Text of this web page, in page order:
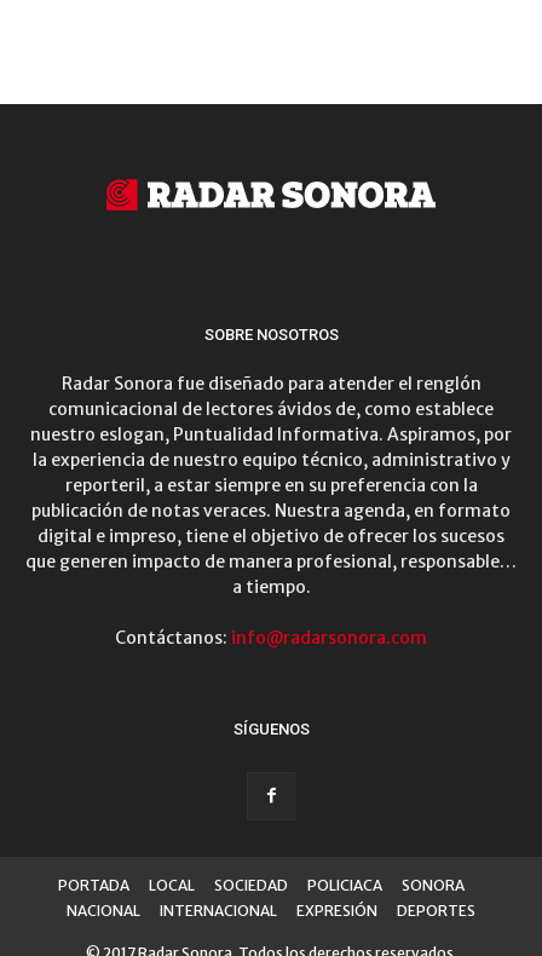
SOBRE NOSOTROS
Radar Sonora fue diseñado para atender el renglón
comunicacional de lectores ávidos de, como establece
nuestro eslogan, Puntualidad Informativa. Aspiramos, por
la experiencia de nuestro equipo técnico, administrativo y
reporteril, a estar siempre en su preferencia con la
publicación de notas veraces. Nuestra agenda, en formato
digital e impreso, tiene el objetivo de ofrecer los sucesos
que generen impacto de manera profesional, responsable…
a tiempo.
Contáctanos: info@radarsonora.com
SÍGUENOS
PORTADA LOCAL SOCIEDAD POLICIACA
SONORA
NACIONAL
INTERNACIONAL EXPRESIÓN DEPORTES